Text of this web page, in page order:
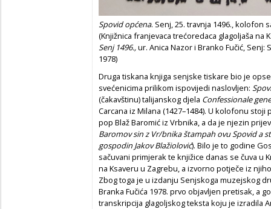
Spovid općena. Senj, 25. travnja 1496., kolofon
(Knjižnica franjevaca trećoredaca glagoljaša na
Senj 1496.,ur. Anica Nazor i Branko Fučić,
1978)
Druga tiskana knjiga senjske tiskare bio je
svećenicima prilikom ispovijedi naslovljen:
(čakavštinu) talijanskog djela Confessionale
Carcana iz Milana (1427–1484). U kolofonu stoji
pop Blaž Baromić iz Vrbnika, a da je njezin
Baromov sin z Vr/bnika štampah ovu Spovid a
gospodin Jakov Blažiolović). Bilo je to godine
sačuvani primjerak te knjižice danas se čuva u
na Ksaveru u Zagrebu, a izvorno potječe iz
Zbog toga je u izdanju Senjskoga muzejskog
Branka Fučića 1978. prvo objavljen pretisak, a
transkripcija glagoljskog teksta koju je izradila